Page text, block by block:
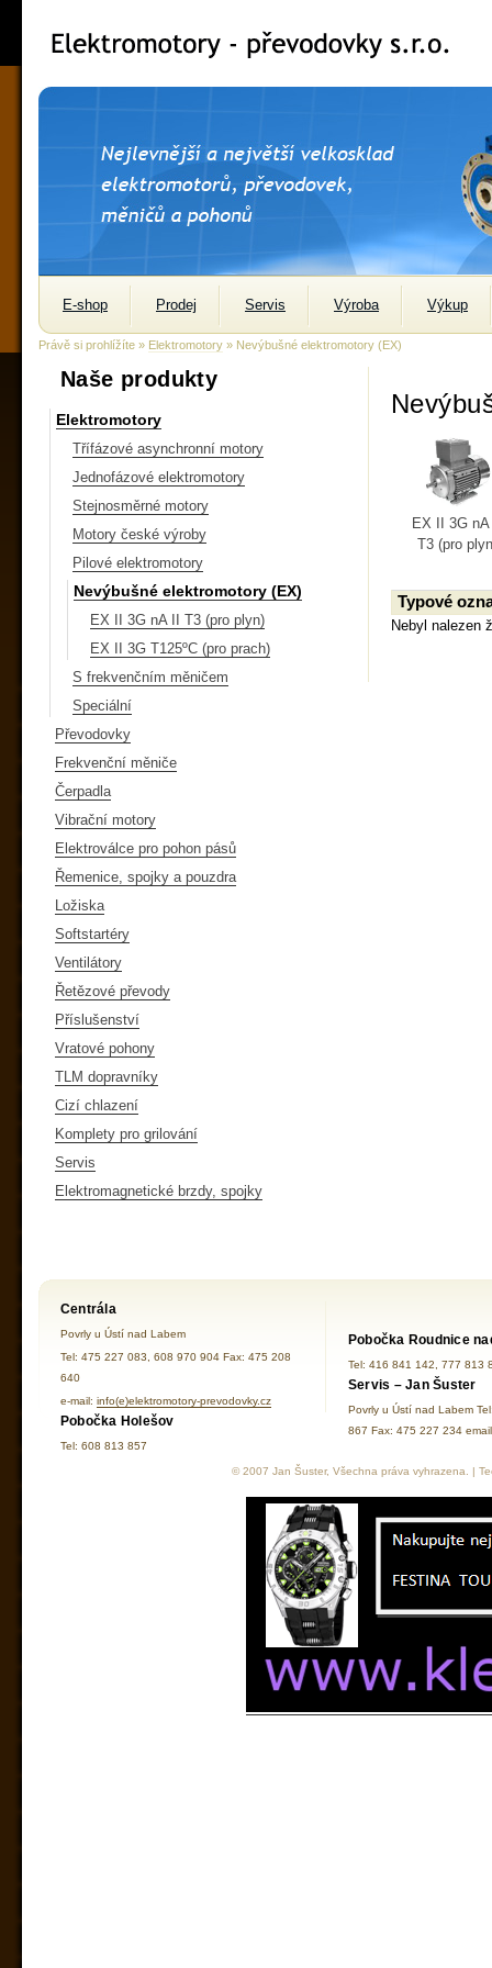
E-shop Prodej Servis Výroba Výkup
Právě si prohlížíte » Elektromotory » Nevýbušné elektromotory (EX)
Naše produkty
Elektromotory
Třífázové asynchronní motory
Jednofázové elektromotory
Stejnosměrné motory
Motory české výroby
Pilové elektromotory
Nevýbušné elektromotory (EX)
EX II 3G nA II T3 (pro plyn)
EX II 3G T125ºC (pro prach)
S frekvenčním měničem
Speciální
Převodovky
Frekvenční měniče
Čerpadla
Vibrační motory
Elektroválce pro pohon pásů
Řemenice, spojky a pouzdra
Ložiska
Softstartéry
Ventilátory
Řetězové převody
Příslušenství
Vratové pohony
TLM dopravníky
Cizí chlazení
Komplety pro grilování
Servis
Elektromagnetické brzdy, spojky
EX II 3G
T3 (pro
Typové
Nebyl nalezen
Centrála
Povrly u Ústí nad Labem
Tel: 475 227 083, 608 970 904 Fax: 475 208
640
e-mail: info(e)elektromotory-prevodovky.cz
Pobočka Holešov
Tel: 608 813 857
Pobočka Roudnice
Tel: 416 841 142, 777 813
Servis – Jan Šuster
Povrly u Ústí nad Labem
867 Fax: 475 227 234
© 2007 Jan Šuster, Všechna práva vyhrazena. |